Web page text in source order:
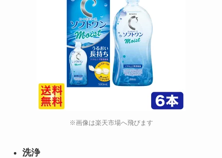
※画像は楽天市場へ飛びます
洗浄